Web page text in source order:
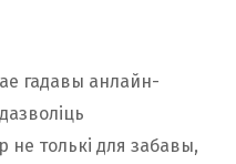
гадавы анлайн-
не толькі для забавы,